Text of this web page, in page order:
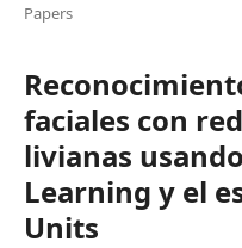
Papers
faciales con
livianas
Learning y el
Units